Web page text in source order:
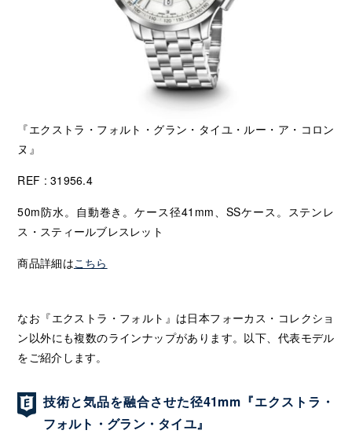
『エクストラ・フォルト・グラン・タイユ・ルー・ア・コロン
ヌ』
REF : 31956.4
50m防水。自動巻き。ケース径41mm、SSケース。ステンレ
ス・スティールブレスレット
商品詳細はこちら
なお『エクストラ・フォルト』は日本フォーカス・コレクショ
ン以外にも複数のラインナップがあります。以下、代表モデル
をご紹介します。
技術と気品を融合させた径41mm『エクストラ・
フォルト・グラン・タイユ』